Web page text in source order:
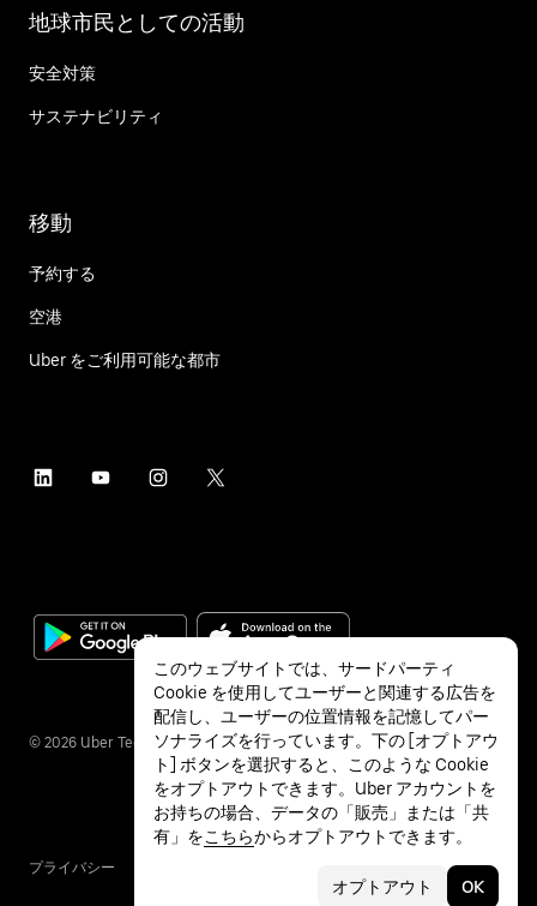
地球市民としての活動
安全対策
サステナビリティ
移動
予約する
空港
Uber をご利用可能な都市
© 2026 Uber Technologies Inc.
プライバシー
このウェブサイトでは、サードパーティ
Cookie を使用してユーザーと関連する広告を
配信し、ユーザーの位置情報を記憶してパー
ソナライズを行っています。下の [オプトアウ
ト] ボタンを選択すると、このような Cookie
をオプトアウトできます。Uber アカウントを
お持ちの場合、データの「販売」または「共
有」をこちらからオプトアウトできます。
オプトアウト OK